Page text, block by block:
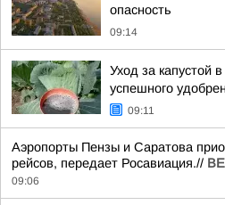
опасность
09:14
Уход за капустой
успешного
09:11
Аэропорты Пензы и Саратова
рейсов, передает Росавиация.//
09:06